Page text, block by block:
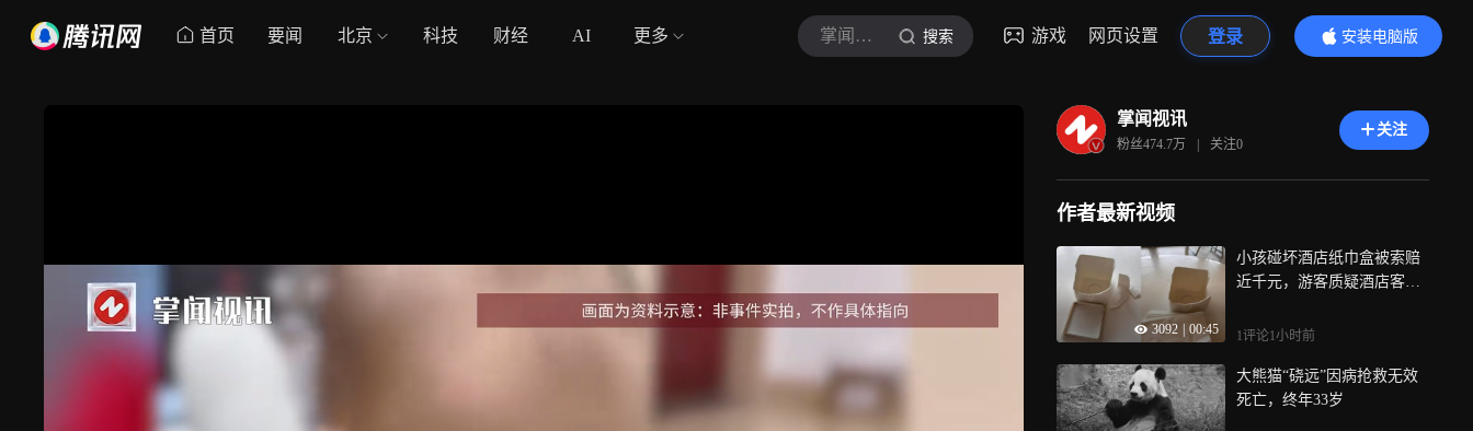
首页 要闻 北京 科技 财经 AI 更多 掌闻视讯 搜索 游戏 网页设置 登录
安装电脑版
内容更精彩
掌闻视讯
粉丝474.7万 | 关注0
关注
作者最新视频
3092 00:45
小孩碰坏酒店纸巾盒被索赔
近千元，游客质疑酒店客房
应
1评论1小时前
大熊猫“硗远”因病抢救无效
死亡，终年33岁